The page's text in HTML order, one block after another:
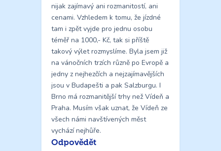
nijak zajímavý ani rozmanitostí, ani
cenami. Vzhledem k tomu, že jízdné
tam i zpět vyjde pro jednu osobu
téměř na 1000,- Kč, tak si příště
takový výlet rozmyslíme. Byla jsem již
na vánočních trzích různě po Evropě a
jedny z nejhezčích a nejzajímavějších
jsou v Budapešti a pak Salzburgu. I
Brno má rozmanitější trhy než Vídeň a
Praha. Musím však uznat, že Vídeň ze
všech námi navštívených měst
vychází nejhůře.
Odpovědět